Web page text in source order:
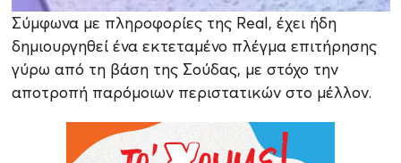
Σύμφωνα με πληροφορίες της Real, έχει ήδη
δημιουργηθεί ένα εκτεταμένο πλέγμα επιτήρησης
γύρω από τη βάση της Σούδας, με στόχο την
αποτροπή παρόμοιων περιστατικών στο μέλλον.